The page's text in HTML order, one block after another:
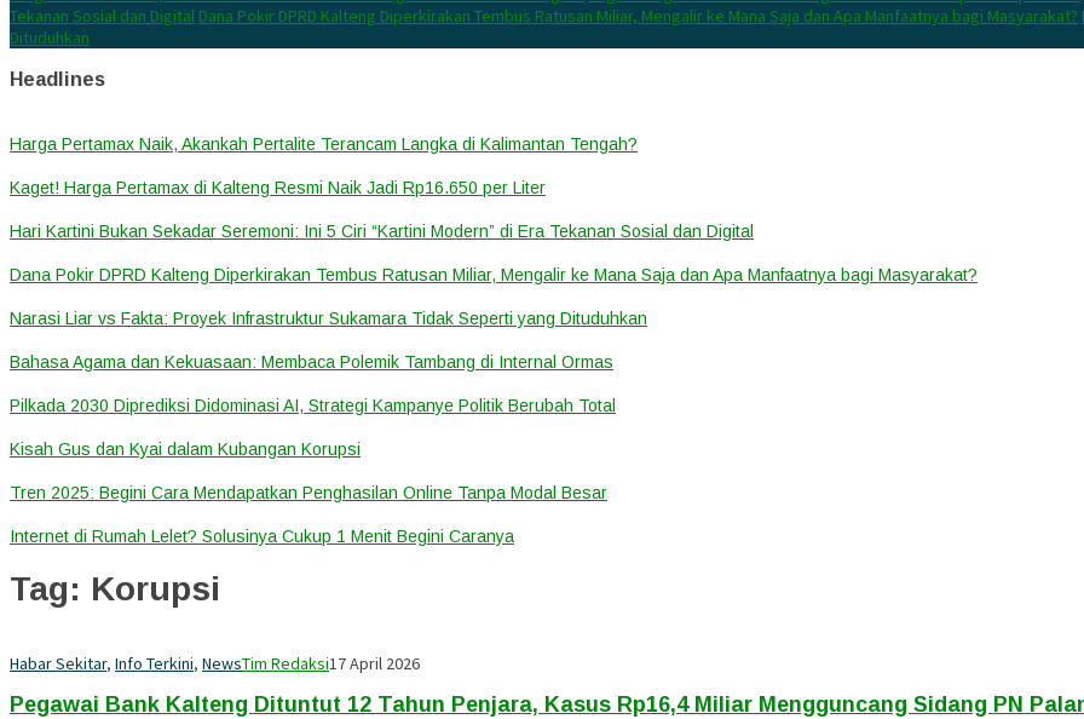
Tekanan Sosial dan Digital Dana Pokir DPRD Kalteng Diperkirakan Tembus Ratusan Miliar, Mengalir ke Mana Saja dan Apa Manfaatnya bagi Masyarakat?
Dituduhkan
Headlines
Harga Pertamax Naik, Akankah Pertalite Terancam Langka di Kalimantan Tengah?
Kaget! Harga Pertamax di Kalteng Resmi Naik Jadi Rp16.650 per Liter
Hari Kartini Bukan Sekadar Seremoni: Ini 5 Ciri “Kartini Modern” di Era Tekanan Sosial dan Digital
Dana Pokir DPRD Kalteng Diperkirakan Tembus Ratusan Miliar, Mengalir ke Mana Saja dan Apa Manfaatnya bagi Masyarakat?
Narasi Liar vs Fakta: Proyek Infrastruktur Sukamara Tidak Seperti yang Dituduhkan
Bahasa Agama dan Kekuasaan: Membaca Polemik Tambang di Internal Ormas
Pilkada 2030 Diprediksi Didominasi AI, Strategi Kampanye Politik Berubah Total
Kisah Gus dan Kyai dalam Kubangan Korupsi
Tren 2025: Begini Cara Mendapatkan Penghasilan Online Tanpa Modal Besar
Internet di Rumah Lelet? Solusinya Cukup 1 Menit Begini Caranya
Tag: Korupsi
Habar Sekitar, Info Terkini, NewsTim Redaksi17 April 2026
Pegawai Bank Kalteng Dituntut 12 Tahun Penjara, Kasus Rp16,4 Miliar Mengguncang Sidang PN